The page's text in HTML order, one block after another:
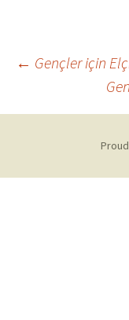
Post
← Gençler için